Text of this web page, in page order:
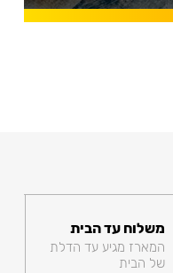
משלוח עד הבית
המארז מגיע עד הדלת
של הבית